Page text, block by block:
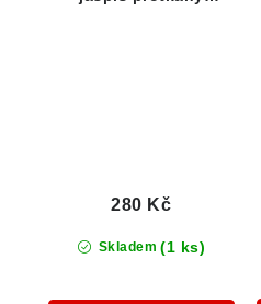
Skladem (1 ks)
280 Kč